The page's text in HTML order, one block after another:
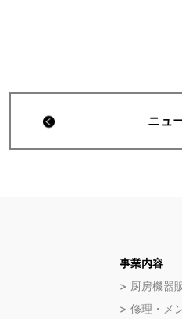
ニュ
事業内容
厨房機器
修理・メ